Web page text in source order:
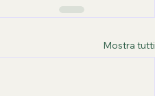
Mostra tutti